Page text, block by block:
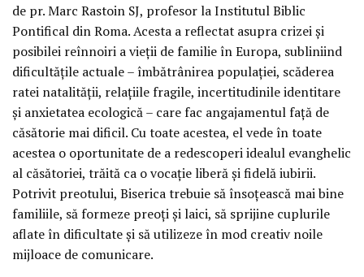
de pr. Marc Rastoin SJ, profesor la Institutul Biblic
Pontifical din Roma. Acesta a reflectat asupra crizei și
posibilei reînnoiri a vieții de familie în Europa, subliniind
dificultățile actuale – îmbătrânirea populației, scăderea
ratei natalității, relațiile fragile, incertitudinile identitare
și anxietatea ecologică – care fac angajamentul față de
căsătorie mai dificil. Cu toate acestea, el vede în toate
acestea o oportunitate de a redescoperi idealul evanghelic
al căsătoriei, trăită ca o vocație liberă și fidelă iubirii.
Potrivit preotului, Biserica trebuie să însoțească mai bine
familiile, să formeze preoți și laici, să sprijine cuplurile
aflate în dificultate și să utilizeze în mod creativ noile
mijloace de comunicare.